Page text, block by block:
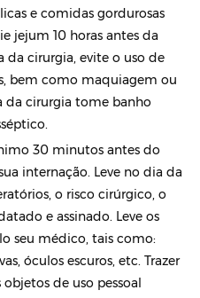
e comidas gordurosas
jejum 10 horas antes da
da cirurgia, evite o uso de
bem como maquiagem ou
da cirurgia tome banho
30 minutos antes do
internação. Leve no dia da
o risco cirúrgico, o
e assinado. Leve os
seu médico, tais como:
óculos escuros, etc. Trazer
de uso pessoal